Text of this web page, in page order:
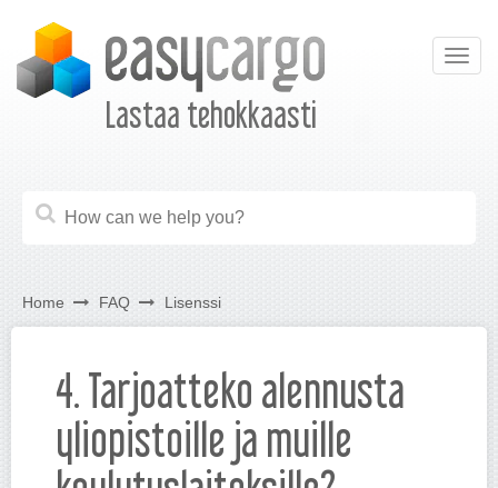
Lastaa tehokkaasti
Home FAQ Lisenssi
4. Tarjoatteko alennusta
yliopistoille ja muille